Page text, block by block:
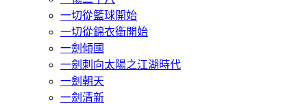
一切從籃球開始
一切從錦衣衛開始
一劍傾國
一劍刺向太陽之江湖時代
一劍朝天
一劍清新